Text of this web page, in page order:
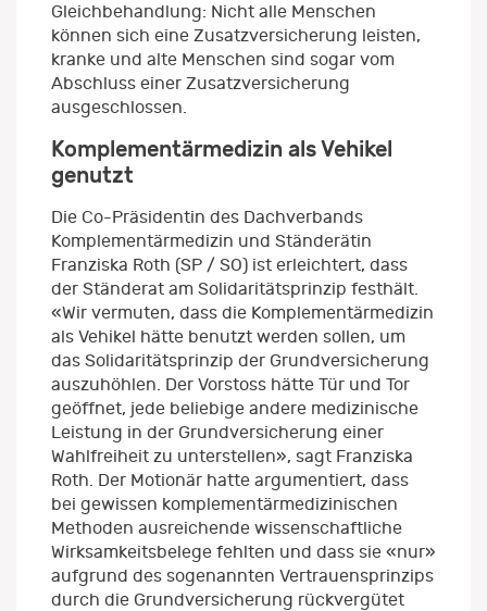
Gleichbehandlung: Nicht alle Menschen
können sich eine Zusatzversicherung leisten,
kranke und alte Menschen sind sogar vom
Abschluss einer Zusatzversicherung
ausgeschlossen.
Komplementärmedizin als Vehikel
genutzt
Die Co-Präsidentin des Dachverbands
Komplementärmedizin und Ständerätin
Franziska Roth (SP / SO) ist erleichtert, dass
der Ständerat am Solidaritätsprinzip festhält.
«Wir vermuten, dass die Komplementärmedizin
als Vehikel hätte benutzt werden sollen, um
das Solidaritätsprinzip der Grundversicherung
auszuhöhlen. Der Vorstoss hätte Tür und Tor
geöffnet, jede beliebige andere medizinische
Leistung in der Grundversicherung einer
Wahlfreiheit zu unterstellen», sagt Franziska
Roth. Der Motionär hatte argumentiert, dass
bei gewissen komplementärmedizinischen
Methoden ausreichende wissenschaftliche
Wirksamkeitsbelege fehlten und dass sie «nur»
aufgrund des sogenannten Vertrauensprinzips
durch die Grundversicherung rückvergütet